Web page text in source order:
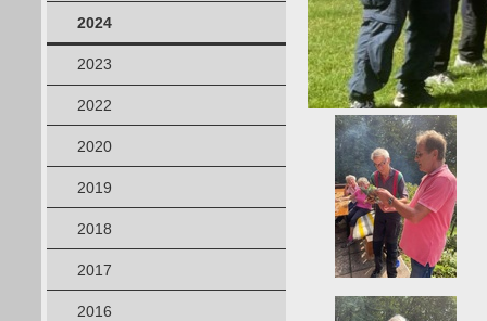
2024
2023
2022
2020
2019
2018
2017
2016